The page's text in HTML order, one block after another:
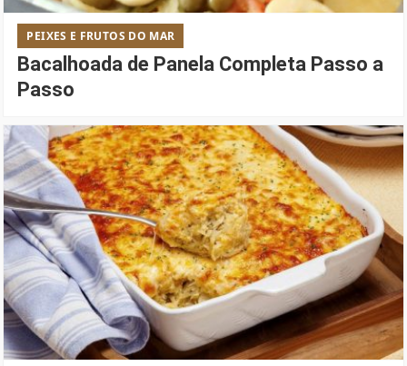
PEIXES E FRUTOS DO MAR
Bacalhoada de Panela Completa Passo a
Passo